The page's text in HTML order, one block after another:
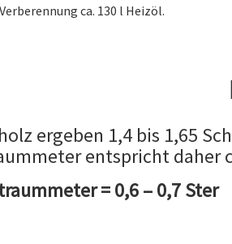
ca. 130 l Heizöl.
ergeben 1,4 bis 1,65
entspricht daher
= 0,6 – 0,7 Ster